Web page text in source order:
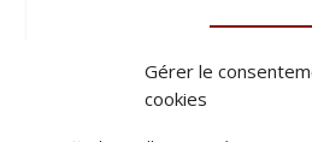
Gérer le
cookies